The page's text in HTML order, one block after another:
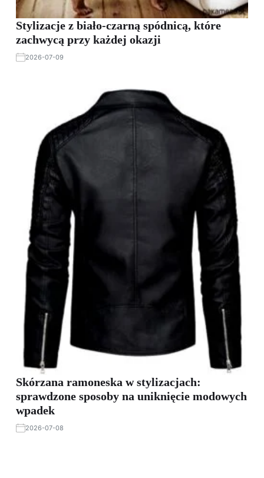
Stylizacje z biało-czarną spódnicą, które
zachwycą przy każdej okazji
2026-07-09
Skórzana ramoneska w stylizacjach:
sprawdzone sposoby na uniknięcie modowych
wpadek
2026-07-08